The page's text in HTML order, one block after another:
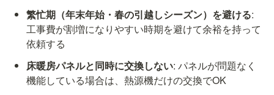
繁忙期（年末年始・春の引越しシーズン）を避ける:
工事費が割増になりやすい時期を避けて余裕を持って
依頼する
床暖房パネルと同時に交換しない: パネルが問題なく
機能している場合は、熱源機だけの交換でOK